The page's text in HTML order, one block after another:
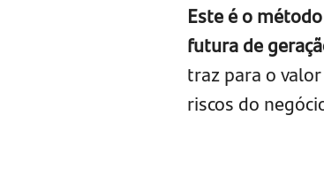
Este é o
futura de
traz para o
riscos do